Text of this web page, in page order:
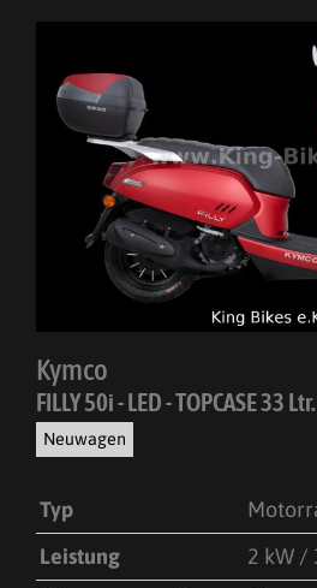
Kymco
FILLY 50i - LED - TOPCASE 33
Neuwagen
Typ
Leistung
2 kW /